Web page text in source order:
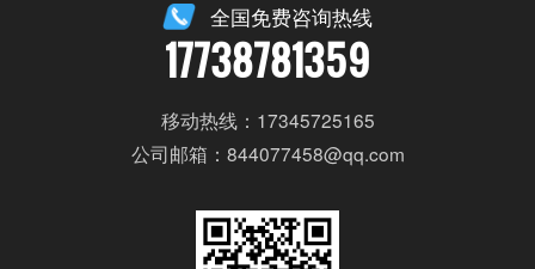
全国免费咨询热线
17738781359
移动热线：17345725165
公司邮箱：844077458@qq.com